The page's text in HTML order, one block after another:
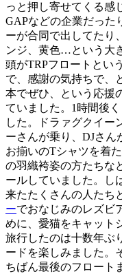
っと押し寄せてくる感
GAPなどの企業だった
ーが合同で出してたり
ンジ、黄色…という大
頭がTRPフロートとい
で、感謝の気持ちで、
本でぜひ、という応援
ていました。1時間後
した。ドラァグクイー
ーさんが乗り、DJさん
お揃いのTシャツを着
の羽織袴姿の方たちな
ールしていました。し
来たたくさんの人たち
ーでおなじみのレズビ
めに、愛猫をキャット
旅行したのは十数年ぶ
ードを楽しみました。
ちばん最後のフロート